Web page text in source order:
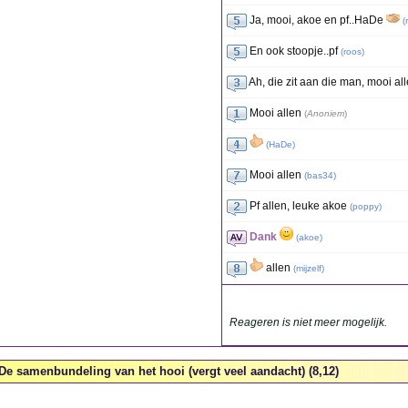
Ja, mooi, akoe en pf..HaDe (
En ook stoopje..pf (roos)
Ah, die zit aan die man, mooi
Mooi allen (Anoniem)
(HaDe)
Mooi allen (bas34)
Pf allen, leuke akoe (poppy)
Dank (akoe)
allen (mijzelf)
Reageren is niet meer mogelijk.
samenbundeling van het hooi (vergt veel aandacht) (8,12)